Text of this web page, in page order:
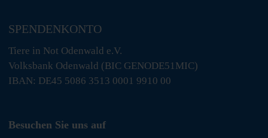
SPENDENKONTO
Tiere in Not Odenwald e.V.
Volksbank Odenwald (BIC GENODE51MIC)
IBAN: DE45 5086 3513 0001 9910 00
Besuchen Sie uns auf